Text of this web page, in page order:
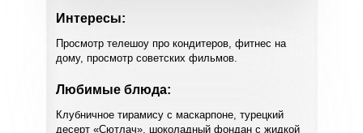
Интересы:
Просмотр телешоу про кондитеров, фитнес на
дому, просмотр советских фильмов.
Любимые блюда:
Клубничное тирамису с маскарпоне, турецкий
десерт «Сютлач», шоколадный фондан с жидкой